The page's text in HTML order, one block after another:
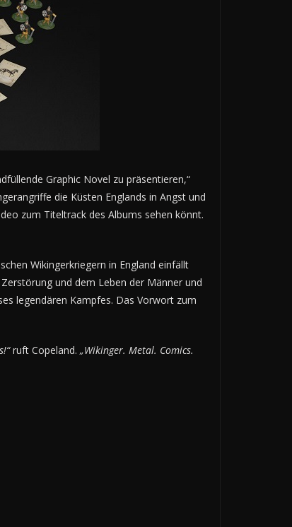
Graphic Novel zu präsentieren,“
die Küsten Englands in Angst und
zum Titeltrack des Albums sehen könnt.
Wikingerkriegern in England einfällt
und dem Leben der Männer und
legendären Kampfes. Das Vorwort zum
ruft Copeland. „Wikinger. Metal. Comics.